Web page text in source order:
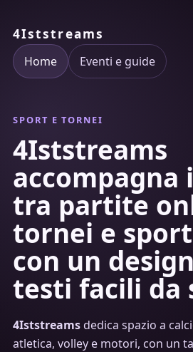
4Iststreams
Home Eventi e guide
SPORT E TORNEI
4Iststreams
tra partite
tornei e
con un
testi facili da
4Iststreamsdedica spazio a
atletica, volley e motori, con un